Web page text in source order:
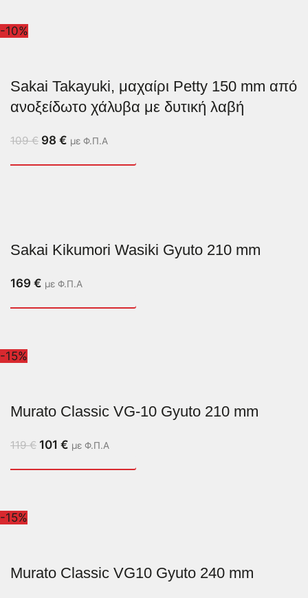
-10%
Sakai Takayuki, μαχαίρι Petty 150 mm από
ανοξείδωτο χάλυβα με δυτική λαβή
109€ 98 € με Φ.Π.Α
Sakai Kikumori Wasiki Gyuto 210 mm
169 € με Φ.Π.Α
-15%
Murato Classic VG-10 Gyuto 210 mm
119€ 101 € με Φ.Π.Α
-15%
Murato Classic VG10 Gyuto 240 mm